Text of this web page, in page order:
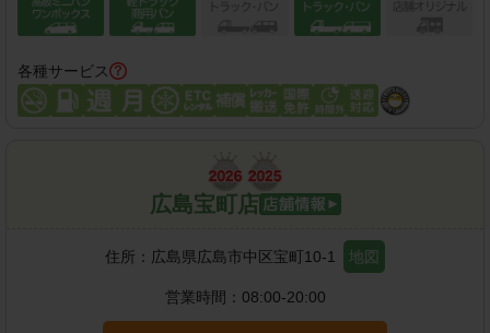
各種サービス
広島宝町店
住所： 広島県広島市中区宝町10-1 地図
営業時間： 08:00-20:00